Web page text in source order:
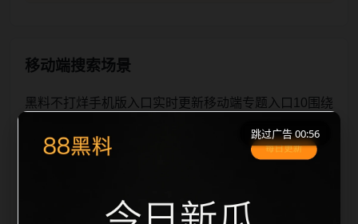
移动端搜索场景
黑料不打烊手机版入口实时更新移动端专题入口10围绕
端浏览习惯整理标题、描述、图片和站内推荐。用户进
续浏览。本页强调内容归集和主题一致性，避免无关关
跳过广告 00:56